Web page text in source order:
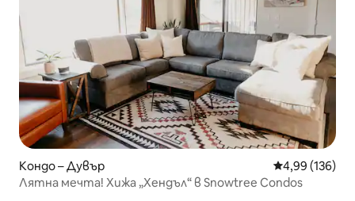
Кондо – Дувър Средна
4,99 (136)
Лятна мечта! Хижа „Хендъл“ в Snowtree Condos